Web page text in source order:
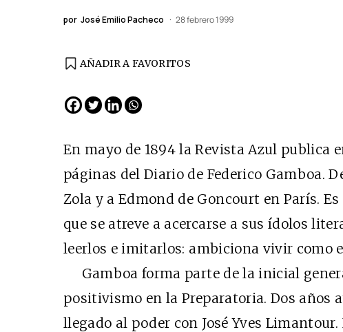
por José Emilio Pacheco 28 febrero 1999
AÑADIR A FAVORITOS
En mayo de 1894 la Revista Azul publica
páginas del Diario de Federico Gamboa.
Zola y a Edmond de Goncourt en París.
que se atreve a acercarse a sus ídolos
leerlos e imitarlos: ambiciona vivir como
Gamboa forma parte de la inicial
positivismo en la Preparatoria. Dos años
llegado al poder con José Yves
Cine desde los márgenes
EDICIÓN MÉXICO
SUSCRÍBETE